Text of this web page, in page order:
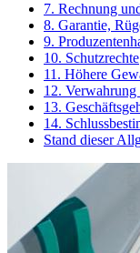
7. Rechnung
8. Garantie,
9.
10. Schutzrechte
11. Höhere
12.
13.
14.
Stand dieser